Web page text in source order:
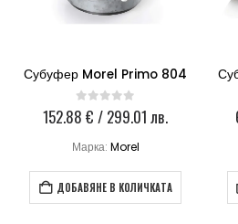
Субуфер Morel Ultimo Titanium 124 Morel 12
0 out of 5
613.04 €/ 1,199.00 лв.
Марка:Morel
ДОБАВЯНЕ В КОЛИЧКАТА